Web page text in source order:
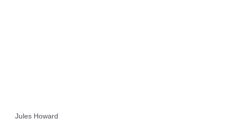
Jules Howard